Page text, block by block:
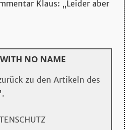
Klaus: „Leider aber
NO NAME
zu den Artikeln des